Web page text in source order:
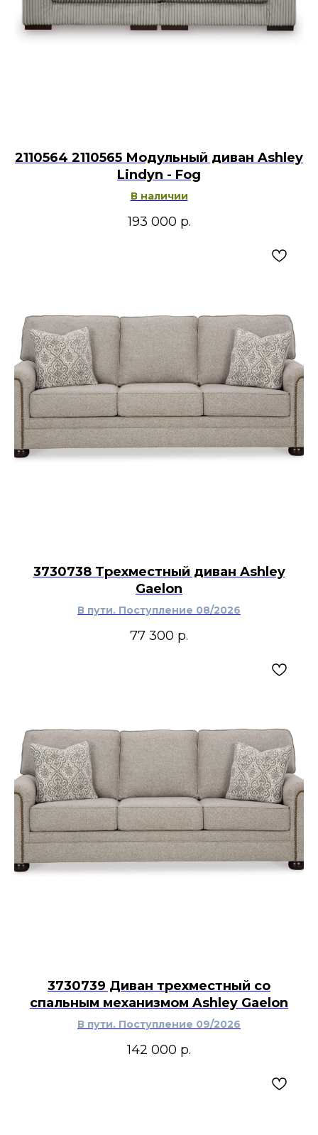
2110564 2110565 Модульный диван Ashley
Lindyn - Fog
В наличии
193 000 р.
3730738 Трехместный диван Ashley
Gaelon
В пути. Поступление 08/2026
77 300 р.
3730739 Диван трехместный со
спальным механизмом Ashley Gaelon
В пути. Поступление 09/2026
142 000 р.